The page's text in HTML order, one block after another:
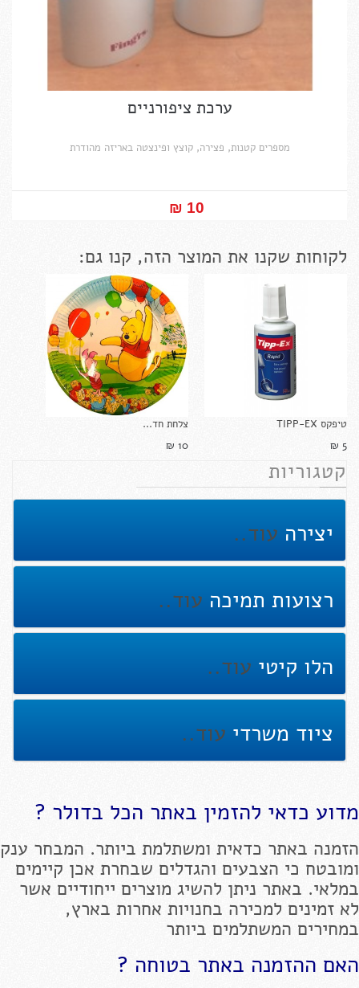
ערכת ציפורניים
מספרים קטנות, פצירה, קוצץ ופינצטה באריזה מהודרת
10 ₪‎
לקוחות שקנו את המוצר הזה, קנו גם:
צלחת חד...
10 ₪‎
טיפקס TIPP-EX
5 ₪‎
קטגוריות
יצירה עוד..
רצועות תמיכה עוד..
הלו קיטי עוד..
ציוד משרדי עוד..
מדוע כדאי להזמין באתר הכל בדולר ?
הזמנה באתר כדאית ומשתלמת ביותר. המבחר ענק
ומובטח כי הצבעים והגדלים שבחרת אכן קיימים
במלאי. באתר ניתן להשיג מוצרים ייחודיים אשר
לא זמינים למכירה בחנויות אחרות בארץ,
במחירים המשתלמים ביותר
האם ההזמנה באתר בטוחה ?